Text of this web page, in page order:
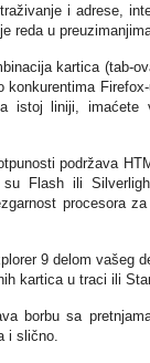
i adrese,
reda u
kartica (tab-
konkurentima
istoj liniji,
podržava
Flash ili
procesora
9 delom vašeg
kartica u traci ili
borbu sa
i slično.